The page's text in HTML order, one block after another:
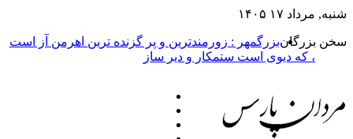
شنبه, مرداد ۱۷ ۱۴۰۵
سخن بزرگانبزرگمهر : زورمندترین و پر گزنده ترین اهرمن آز است
، که دیوی است ستمکار و دیر ساز